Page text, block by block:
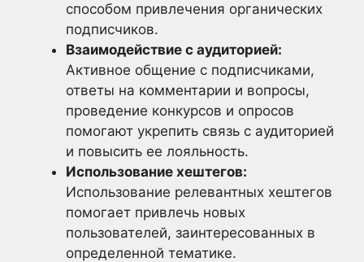
способом привлечения органических
подписчиков.
Взаимодействие с аудиторией:
Активное общение с подписчиками,
ответы на комментарии и вопросы,
проведение конкурсов и опросов
помогают укрепить связь с аудиторией
и повысить ее лояльность.
Использование хештегов:
Использование релевантных хештегов
помогает привлечь новых
пользователей, заинтересованных в
определенной тематике.